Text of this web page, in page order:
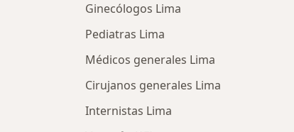
Ginecólogos Lima
Pediatras Lima
Médicos generales Lima
Cirujanos generales Lima
Internistas Lima